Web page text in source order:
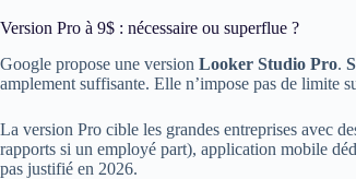
Version Pro à 9$ : nécessaire ou superflue ?
Google propose une version Looker Studio Pro.
amplement suffisante. Elle n’impose pas de limite
La version Pro cible les grandes entreprises avec
rapports si un employé part), application mobile
pas justifié en 2026.